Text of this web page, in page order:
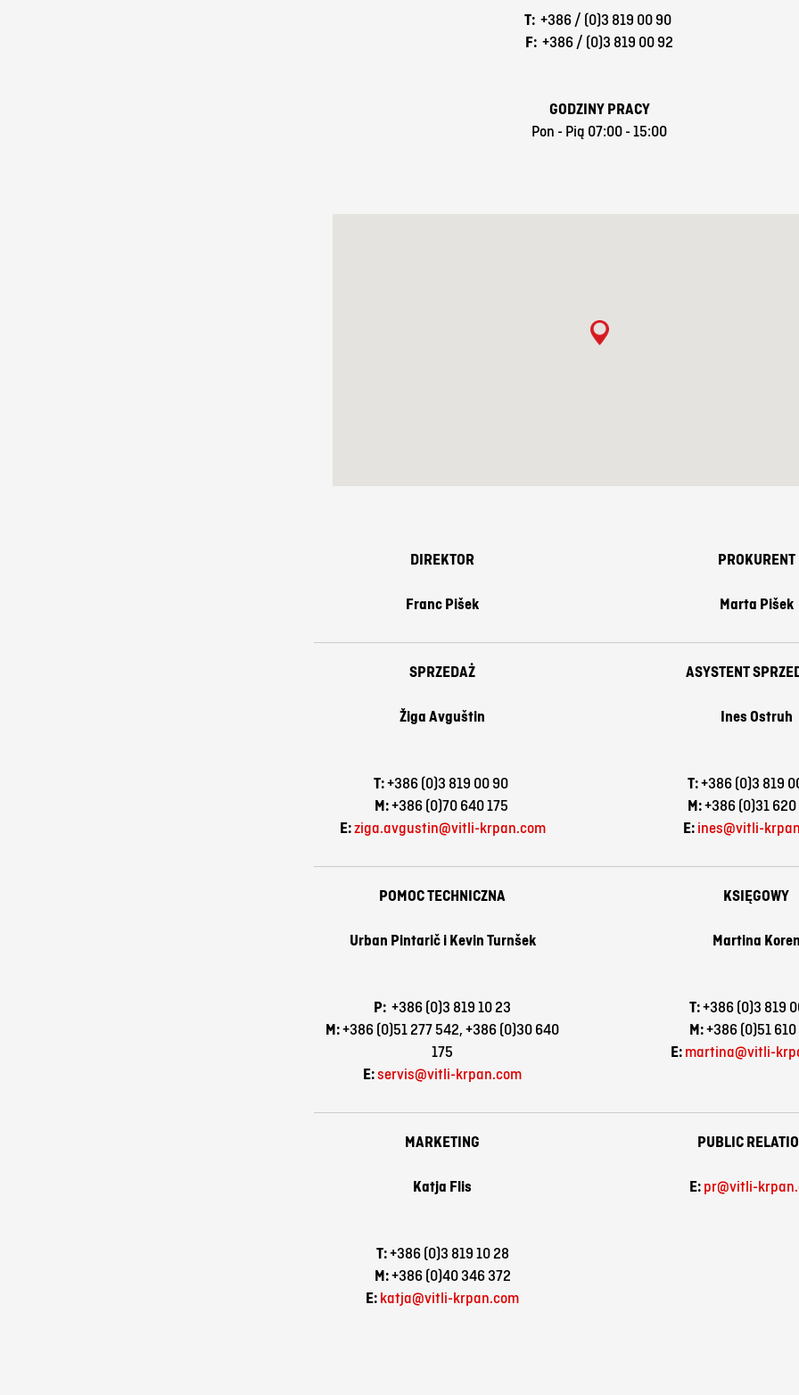
T: +386 / (0)3 819 00 90
F: +386 / (0)3 819 00 92
GODZINY PRACY
Pon - Pią 07:00 - 15:00
DIREKTOR
Franc Pišek
PROKURENT
Marta Pišek
SPRZEDAŻ
Žiga Avguštin
T:+386 (0)3 819 00 90
M:+386 (0)70 640 175
E:ziga.avgustin@vitli-krpan.com
ASYSTENT
Ines Ostruh
T:+386 (0)3 819
M:+386 (0)31
E:ines@vitli-
POMOC TECHNICZNA
Urban Pintarič iKevin Turnšek
P: +386 (0)3 819 10 23
M:+386 (0)51 277 542,+386 (0)30 640
175
E:servis@vitli-krpan.com
KSIĘGOWY
Martina
T:+386 (0)3 819
M:+386 (0)51
E:martina@vitli-
MARKETING
Katja Flis
T:+386 (0)3 819 10 28
M:+386 (0)40 346 372
E:katja@vitli-krpan.com
PUBLIC
E:pr@vitli-